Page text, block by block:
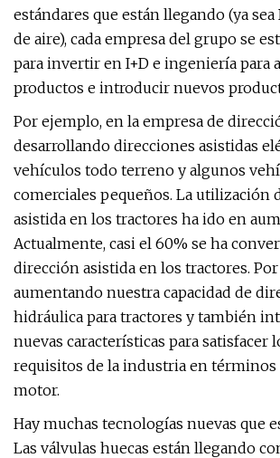
estándares que están llegando (ya sea
de aire), cada empresa del grupo se
para invertir en I+D e ingeniería para
productos e introducir nuevos
Por ejemplo, en la empresa de
desarrollando direcciones asistidas
vehículos todo terreno y algunos
comerciales pequeños. La utilización
asistida en los tractores ha ido en
Actualmente, casi el 60% se ha
dirección asistida en los tractores. Por
aumentando nuestra capacidad de
hidráulica para tractores y también
nuevas características para satisfacer
requisitos de la industria en términos
motor.
Hay muchas tecnologías nuevas que
Las válvulas huecas están llegando